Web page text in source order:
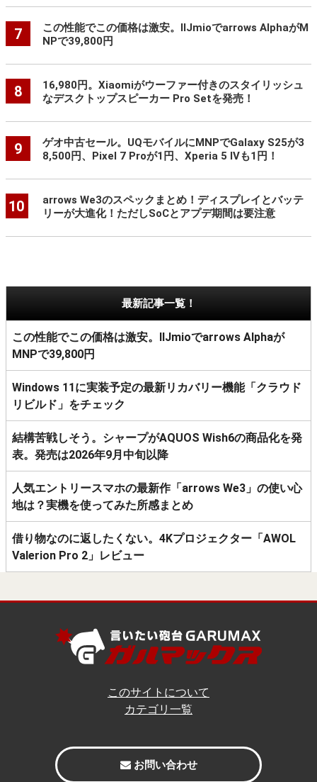
7
この性能でこの価格は激安。IIJmioでarrows AlphaがM
NPで39,800円
8
16,980円。Xiaomiがウーファー付きのスタイリッシュ
なデスクトップスピーカー Pro Setを発売！
9
ゲオ中古セール。UQモバイルにMNPでGalaxy S25が3
8,500円、Pixel 7 Proが1円、Xperia 5 IVも1円！
10
arrows We3のスペックまとめ！ディスプレイとバッテ
リーが大進化！ただしSoCとアプデ期間は要注意
最新記事一覧！
この性能でこの価格は激安。IIJmioでarrows Alphaが
MNPで39,800円
Windows 11に実装予定の最新リカバリー機能「クラウド
リビルド」をチェック
結構苦戦しそう。シャープがAQUOS Wish6の商品化を発
表。発売は2026年9月中旬以降
人気エントリースマホの最新作「arrows We3」の使い心
地は？実機を使ってみた所感まとめ
借り物なのに返したくない。4Kプロジェクター「AWOL
Valerion Pro 2」レビュー
このサイトについて
カテゴリ一覧
お問い合わせ